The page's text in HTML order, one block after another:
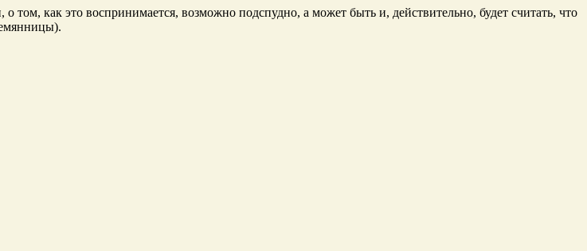
том, как это воспринимается, возможно подспудно, а может быть и, действительно, будет считать, что